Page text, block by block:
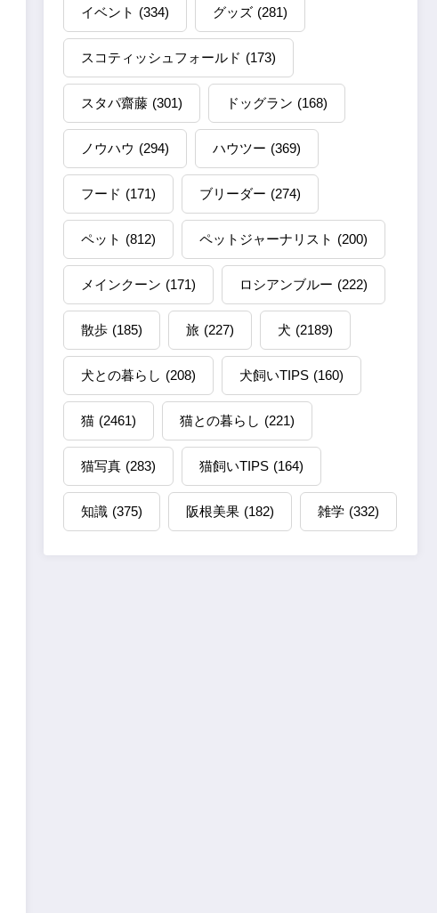
イベント (334) グッズ (281)
スコティッシュフォールド (173)
スタパ齋藤 (301) ドッグラン (168)
ノウハウ (294) ハウツー (369)
フード (171) ブリーダー (274)
ペット (812) ペットジャーナリスト (200)
メインクーン (171) ロシアンブルー (222)
散歩 (185) 旅 (227) 犬 (2189)
犬との暮らし (208) 犬飼いTIPS (160)
猫 (2461) 猫との暮らし (221)
猫写真 (283) 猫飼いTIPS (164)
知識 (375) 阪根美果 (182) 雑学 (332)